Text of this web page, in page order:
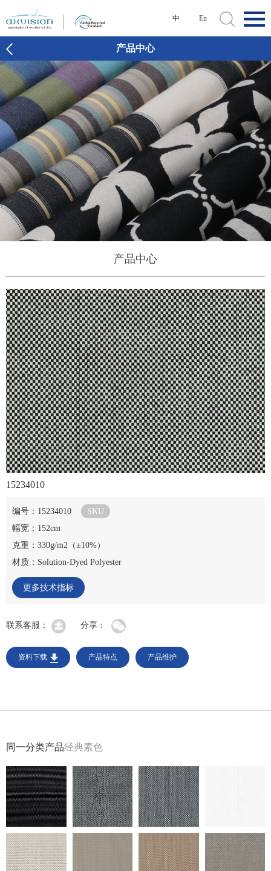
中 En
产品中心
产品中心
15234010
编号：15234010
SKU
幅宽：152cm
克重：330g/m2（±10%）
材质：Solution-Dyed Polyester
更多技术指标
联系客服： 分享：
资料下载 产品特点 产品维护
同一分类产品经典素色